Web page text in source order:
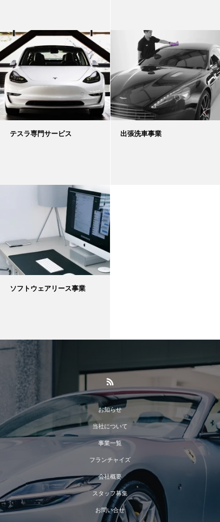
テスラ専門サービス 出張洗車事業
ソフトウェアリース事業
お知らせ
当社について
事業一覧
フランチャイズ
会社概要
スタッフ募集
お問い合せ